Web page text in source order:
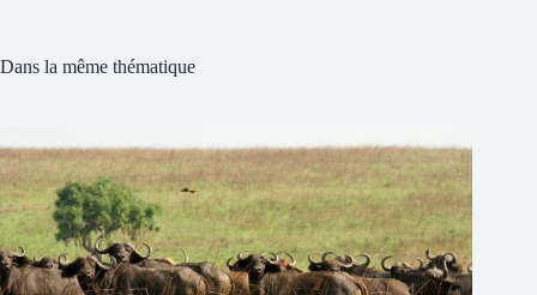
Dans la même thématique